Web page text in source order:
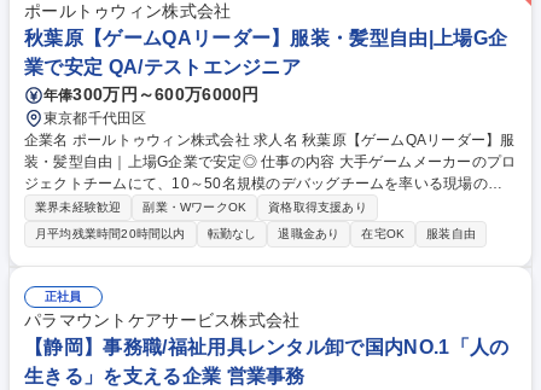
方を一つずつ丁寧にレクチャー。■ゲーム機の操作方法や景品の補充タイ
ミング■見栄えの良い陳列のコツ■万が一のトラブル時の対応など、実践を
交えながら習得していきます。 募集職種 【ゲームセンタースタッフ/未経
験から店長を目指せる】年休128日◆研修充実
ポールトゥウィン株式会社
秋葉原【ゲームQAリーダー】服装・髪型自由|上場G企
業で安定 QA/テストエンジニア
年俸300万円～600万6000円
東京都千代田区
企業名 ポールトゥウィン株式会社 求人名 秋葉原【ゲームQAリーダー】服
装・髪型自由｜上場G企業で安定◎ 仕事の内容 大手ゲームメーカーのプロ
ジェクトチームにて、10～50名規模のデバッグチームを率いる現場の司
令塔（リーダー）です。実際のゲームプレイはほぼなく、テスト計画策定
や進捗管理、顧客折衝等の管理業務を担います。 【具体的なミッション】
■チーム牽引:メンバーの育成や指導、適切なタスク配置 ■プロジェクト推
進:テスト計画の策定、見積もり作成、進捗管理、顧客との折衝 ■品質設
計:顧客企業と合意した方針に基づき、最適なテスト実行計画を提案 【入
社後の流れ】入社後はテスター業務を学び、実務知識を身につける研修か
らスタート。その後は先輩リーダーによるOJTでじっくりと業務理解を深
められます。 募集職種 秋葉原【ゲームQAリーダー】服装・髪型自由｜上
場G企業で安定◎
業界未経験歓迎 副業・WワークOK
資格取得支援あり
月平均残業時間20時間以内
転勤なし 退職金あり 在宅OK 服装自由
正社員
パラマウントケアサービス株式会社
【静岡】事務職/福祉用具レンタル卸で国内NO.1「人の
生きる」を支える企業 営業事務